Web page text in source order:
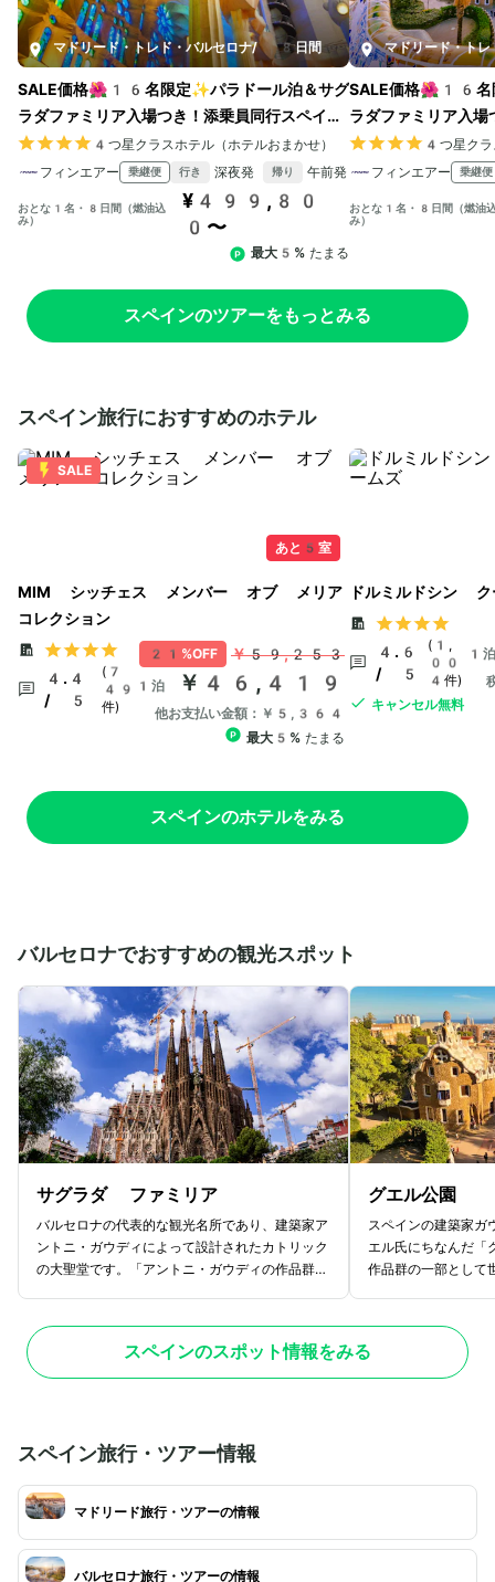
マドリード・トレド・バルセロナ/ 8日間
SALE価格🌺16名限定✨パラドール泊＆サグ
ラダファミリア入場つき！添乗員同行スペイン
3都市8日間🇪🇸成田発
4つ星クラスホテル（ホテルおまかせ）
フィンエアー
乗継便 行き 深夜発 帰り 午前発
おとな1名・8日間（燃油込
み）
¥499,80
0〜
最大5% たまる
マドリード・トレ
SALE価格🌺16名
ラダファミリア入場
3都市8日間🇪🇸羽
4つ星クラ
フィンエアー
乗継便
おとな1名・8日間（燃油
み）
スペインのツアーをもっとみる
スペイン旅行におすすめのホテル
SALE
あと5室
MIM シッチェス メンバー オブ メリア
コレクション
4.4
/ 5
(7
49
件)
21%OFF ￥59,253
1泊 ￥46,419
他お支払い金額：￥5,364
最大5% たまる
ドルミルドシン
4.6
/ 5
(1,
00
4件)
キャンセル無料
1泊
スペインのホテルをみる
バルセロナでおすすめの観光スポット
サグラダ ファミリア
バルセロナの代表的な観光名所であり、建築家ア
ントニ・ガウディによって設計されたカトリック
の大聖堂です。「アントニ・ガウディの作品群」
とでも有名です。ガウディの没後100年に当
たる2026年に完成が予定されています。聖
堂内部は2010年に完成されており、樹木を
グエル公園
スペインの建築家ガ
エル氏にちなんだ「
作品群の一部として
濯女の回廊」と呼
があります。まるで
が広がるこの広場は
スペインのスポット情報をみる
スペイン旅行・ツアー情報
マドリード旅行・ツアーの情報
バルセロナ旅行・ツアーの情報